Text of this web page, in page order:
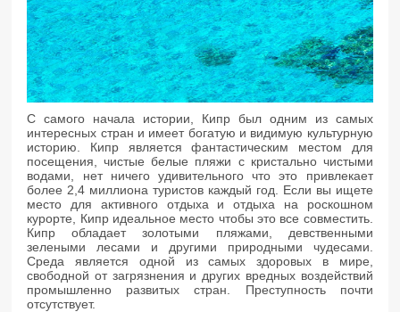
С самого начала истории, Кипр был одним из самых
интересных стран и имеет богатую и видимую культурную
историю. Кипр является фантастическим местом для
посещения, чистые белые пляжи с кристально чистыми
водами, нет ничего удивительного что это привлекает
более 2,4 миллиона туристов каждый год. Если вы ищете
место для активного отдыха и отдыха на роскошном
курорте, Кипр идеальное место чтобы это все совместить.
Кипр обладает золотыми пляжами, девственными
зелеными лесами и другими природными чудесами.
Среда является одной из самых здоровых в мире,
свободной от загрязнения и других вредных воздействий
промышленно развитых стран. Преступность почти
отсутствует.